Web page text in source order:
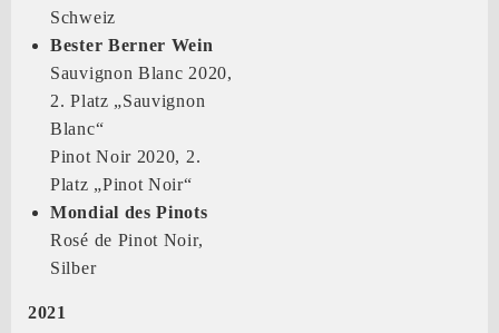
Schweiz
Bester Berner Wein
Sauvignon Blanc 2020,
2. Platz „Sauvignon
Blanc“
Pinot Noir 2020, 2.
Platz „Pinot Noir“
Mondial des Pinots
Rosé de Pinot Noir,
Silber
2021